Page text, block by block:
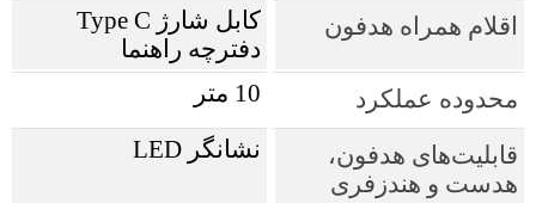
اقلام همراه هدفون
کابل شارژ Type C
دفترچه راهنما
محدوده عملکرد
10 متر
قابلیت‌های هدفون،
هدست و هندزفری
نشانگر LED